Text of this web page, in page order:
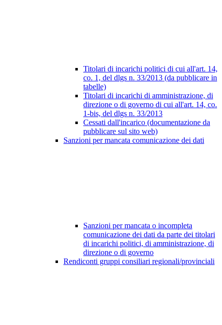
Titolari di incarichi politici di cui all'art. 14,
co. 1, del dlgs n. 33/2013 (da pubblicare in
tabelle)
Titolari di incarichi di amministrazione, di
direzione o di governo di cui all'art. 14, co.
1-bis, del dlgs n. 33/2013
Cessati dall'incarico (documentazione da
pubblicare sul sito web)
Sanzioni per mancata comunicazione dei dati
Sanzioni per mancata o incompleta
comunicazione dei dati da parte dei titolari
di incarichi politici, di amministrazione, di
direzione o di governo
Rendiconti gruppi consiliari regionali/provinciali